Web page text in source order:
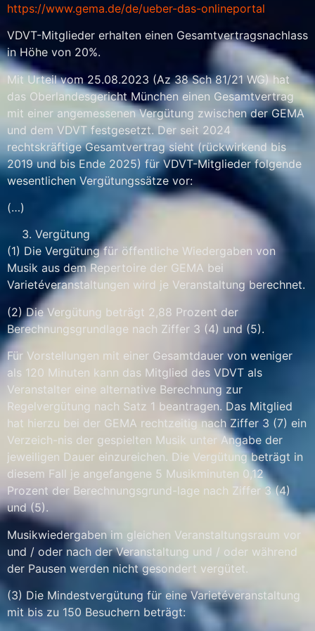
https://www.gema.de/de/ueber-das-onlineportal
VDVT-Mitglieder erhalten einen Gesamtvertragsnachlass
in Höhe von 20%.
Mit Urteil vom 25.08.2023 (Az 38 Sch 81/21 WG) hat
das Oberlandesgericht München einen Gesamtvertrag
mit einer angemessenen Vergütung zwischen der GEMA
und dem VDVT festgesetzt. Der seit 2024
rechtskräftige Gesamtvertrag sieht (rückwirkend bis
2019 und bis Ende 2025) für VDVT-Mitglieder folgende
wesentlichen Vergütungssätze vor:
(…)
Vergütung
(1) Die Vergütung für öffentliche Wiedergaben von
Musik aus dem Repertoire der GEMA bei
Varietéveranstaltungen wird je Veranstaltung berechnet.
(2) Die Vergütung beträgt 2,88 Prozent der
Berechnungsgrundlage nach Ziffer 3 (4) und (5).
Für Vorstellungen mit einer Gesamtdauer von weniger
als 120 Minuten kann das Mitglied des VDVT als
Veranstalter eine alternative Berechnung zur
Regelvergütung nach Satz 1 beantragen. Das Mitglied
hat hierzu bei der GEMA rechtzeitig nach Ziffer 3 (7) ein
Verzeich-nis der gespielten Musik unter Angabe der
jeweiligen Dauer einzureichen. Die Vergütung beträgt in
diesem Fall je angefangene 5 Musikminuten 0,12
Prozent der Berechnungsgrund-lage nach Ziffer 3 (4)
und (5).
Musikwiedergaben im gleichen Veranstaltungsraum vor
und / oder nach der Veranstaltung und / oder während
der Pausen werden nicht gesondert vergütet.
(3) Die Mindestvergütung für eine Varietéveranstaltung
mit bis zu 150 Besuchern beträgt: